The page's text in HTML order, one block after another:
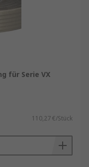
für Serie VX
110,27 €/Stück